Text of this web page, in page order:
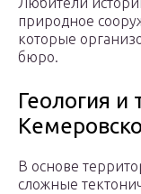
природное
которые
бюро.
Геология и
В основе
сложные